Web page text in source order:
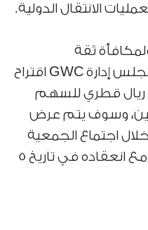
ثقة
المساهمين بالشركة، قرر مجلس إدارة GWC اقتراح
توزيع أرباح نقدية تقدر بـ 1,7 ريال قطري للسهم
وسوف يتم عرض
خلال اجتماع الجمعية
العامة العادية للشركة المزمع انعقاده في تاريخ 5